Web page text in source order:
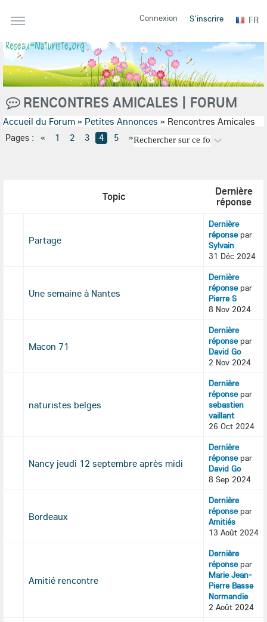
Connexion S'inscrire FR
RENCONTRES AMICALES | FORUM
Accueil du Forum » Petites Annonces » Rencontres Amicales
Pages : « 1 2 3 4 5 »
Topic
Dernière
réponse
Partage
Dernière
réponsepar
Sylvain
31 Déc 2024
Une semaine à Nantes
Dernière
réponsepar
Pierre S
8 Nov 2024
Macon 71
Dernière
réponsepar
David Go
2 Nov 2024
naturistes belges
Dernière
réponsepar
sebastien
vaillant
26 Oct 2024
Nancy jeudi 12 septembre après midi
Dernière
réponsepar
David Go
8 Sep 2024
Bordeaux
Dernière
réponsepar
Amitiés
13 Août 2024
Amitié rencontre
Dernière
réponsepar
Marie Jean-
Pierre Basse
Normandie
2 Août 2024